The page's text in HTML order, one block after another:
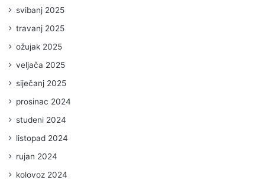
svibanj 2025
travanj 2025
ožujak 2025
veljača 2025
siječanj 2025
prosinac 2024
studeni 2024
listopad 2024
rujan 2024
kolovoz 2024